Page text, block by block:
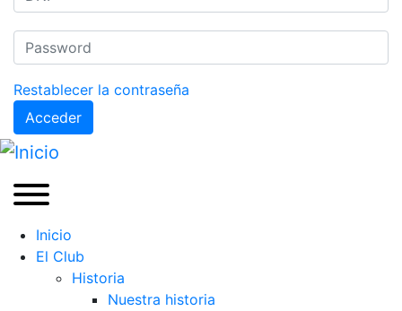
Restablecer la contraseña
Acceder
Inicio
El Club
Historia
Nuestra historia